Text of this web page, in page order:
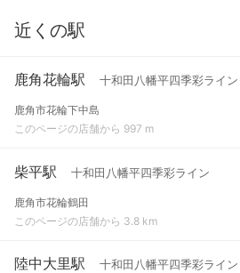
近くの駅
鹿角花輪駅 十和田八幡平四季彩ライン
鹿角市花輪下中島
このページの店舗から 997 m
柴平駅 十和田八幡平四季彩ライン
鹿角市花輪鶴田
このページの店舗から 3.8 km
陸中大里駅 十和田八幡平四季彩ライン